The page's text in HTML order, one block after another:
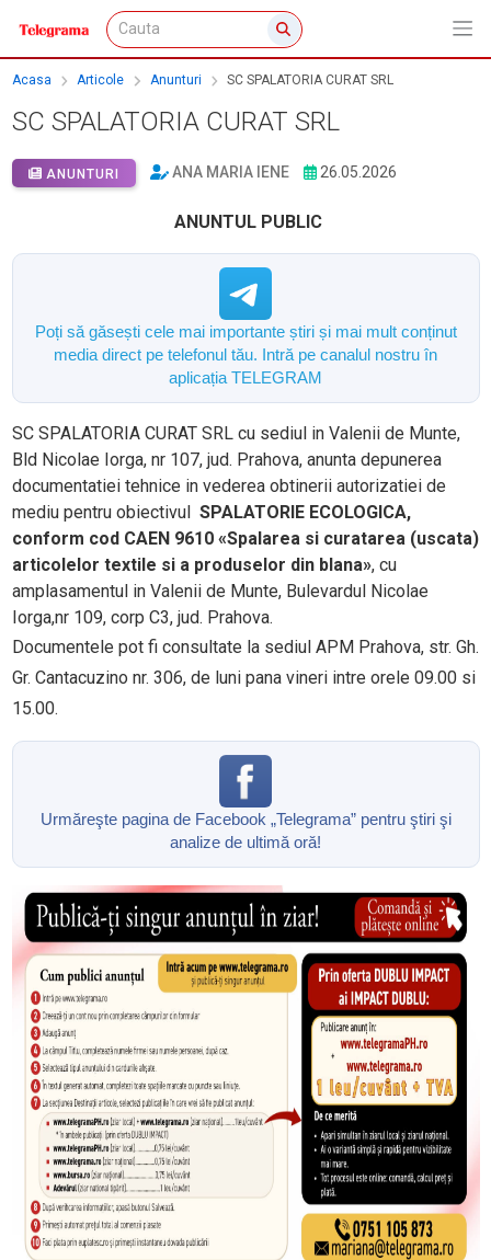
Acasa Articole Anunturi SC SPALATORIA CURAT SRL
SC SPALATORIA CURAT SRL
ANUNTURI ANA MARIA IENE 26.05.2026
ANUNTUL PUBLIC
Poți să găsești cele mai importante știri și mai mult conținut
media direct pe telefonul tău. Intră pe canalul nostru în
aplicația TELEGRAM
SC SPALATORIA CURAT SRL cu sediul in Valenii de Munte,
Bld Nicolae Iorga, nr 107, jud. Prahova, anunta depunerea
documentatiei tehnice in vederea obtinerii autorizatiei de
mediu pentru obiectivul
SPALATORIE ECOLOGICA,
conform cod CAEN 9610 «Spalarea si curatarea (uscata)
articolelor textile si a produselor din blana», cu
amplasamentul in Valenii de Munte, Bulevardul Nicolae
Iorga,nr 109, corp C3, jud. Prahova.
Documentele pot fi consultate la sediul APM Prahova, str. Gh.
Gr. Cantacuzino nr. 306, de luni pana vineri intre orele 09.00 si
15.00.
Urmăreşte pagina de Facebook „Telegrama” pentru ştiri şi
analize de ultimă oră!